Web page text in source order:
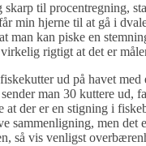
til procentregning,
min hjerne til at gå i
man kan piske en
rigtigt at det er
ud på havet med
man 30 kuttere ud,
at der er en stigning i
sammenligning, men det
så vis venligst